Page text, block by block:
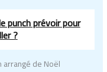
punch prévoir pour
?
arrangé de Noël